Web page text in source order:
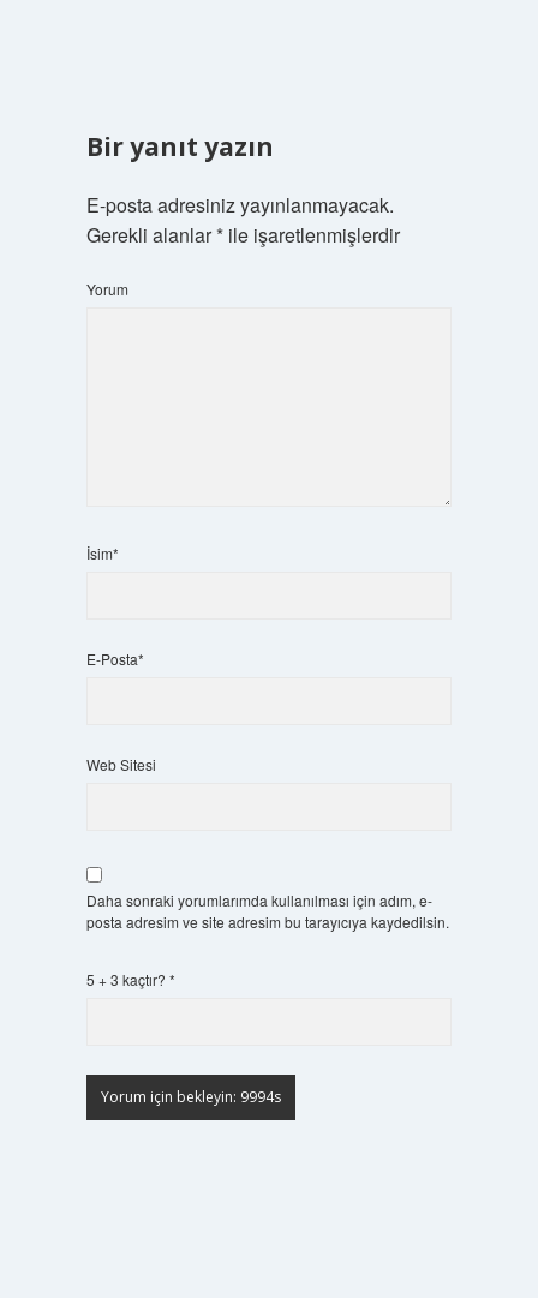
Bir yanıt yazın
E-posta adresiniz yayınlanmayacak.
Gerekli alanlar*ile işaretlenmişlerdir
Yorum
İsim*
E-Posta*
Web Sitesi
Daha sonraki yorumlarımda kullanılması için adım, e-
posta adresim ve site adresim bu tarayıcıya kaydedilsin.
5 + 3 kaçtır? *